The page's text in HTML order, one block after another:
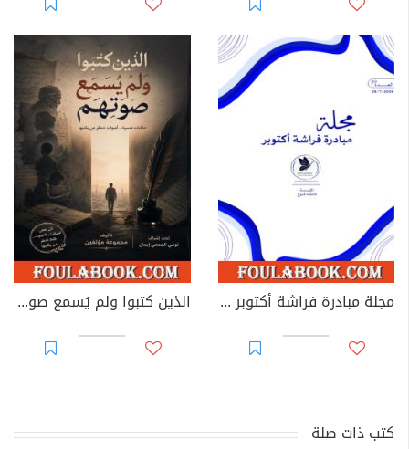
مجلة مبادرة فراشة أكتوبر - العدد 39 الذين كتبوا ولم يُسمع صوتهم
كتب ذات صلة